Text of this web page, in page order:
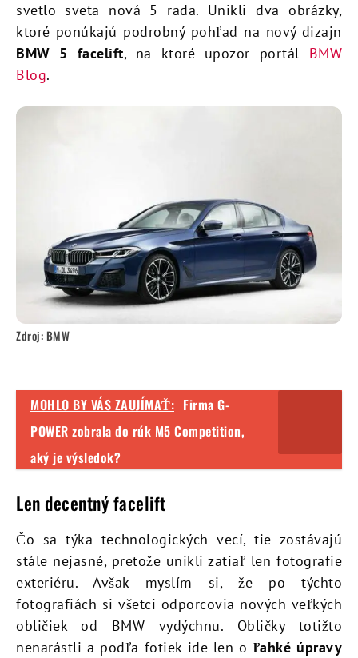
svetlo sveta nová 5 rada. Unikli dva obrázky,
ktoré ponúkajú podrobný pohľad na nový dizajn
BMW 5 facelift, na ktoré upozor portál BMW
Blog.
Zdroj: BMW
MOHLO BY VÁS ZAUJÍMAŤ: Firma G-
POWER zobrala do rúk M5 Competition,
aký je výsledok?
Len decentný facelift
Čo sa týka technologických vecí, tie zostávajú
stále nejasné, pretože unikli zatiaľ len fotografie
exteriéru. Avšak myslím si, že po týchto
fotografiách si všetci odporcovia nových veľkých
obličiek od BMW vydýchnu. Obličky totižto
nenarástli a podľa fotiek ide len o ľahké úpravy